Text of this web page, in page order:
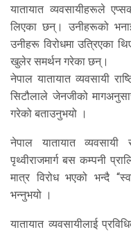
यातायात व्यवसायीहरूले
लिएका छन्। उनीहरूको
उनीहरू विरोधमा उत्रिएका
खुलेर समर्थन गरेका छन्।
नेपाल यातायात व्यवसायी
सिटौलाले जेनजीको
गरेको बताउनुभयो ।
नेपाल यातायात व्यवसायी
पृथ्वीराजमार्ग बस कम्पनी
मात्र विरोध भएको भन्दै
भन्नुभयो ।
यातायात व्यवसायीलाई